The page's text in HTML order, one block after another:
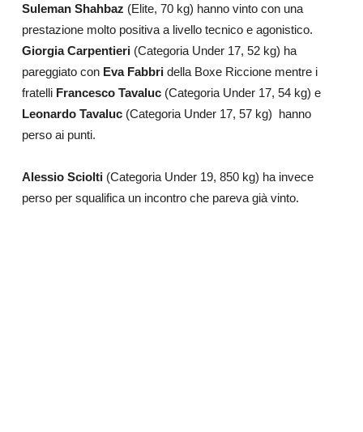
Suleman Shahbaz (Elite, 70 kg) hanno vinto con una
prestazione molto positiva a livello tecnico e agonistico.
Giorgia Carpentieri(Categoria Under 17, 52 kg) ha
pareggiato conEva Fabbri della Boxe Riccione mentre i
fratelli Francesco Tavaluc(Categoria Under 17, 54 kg) e
Leonardo Tavaluc(Categoria Under 17, 57 kg) hanno
perso ai punti.
Alessio Sciolti (Categoria Under 19, 850 kg) ha invece
perso per squalifica un incontro che pareva già vinto.